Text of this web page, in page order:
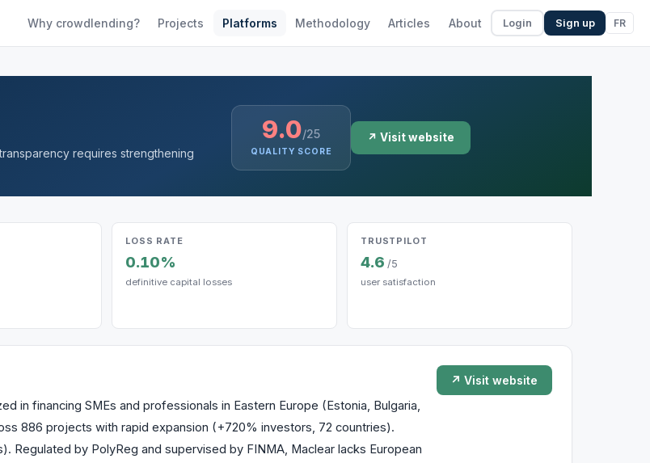
Why crowdlending? Projects Platforms Methodology Articles About Login Sign up FR
requires strengthening
9.0/25
QUALITY SCORE
↗ Visit website
LOSS RATE
0.10%
definitive capital losses
TRUSTPILOT
4.6 /5
user satisfaction
in financing SMEs and professionals in Eastern Europe (Estonia, Bulgaria,
886 projects with rapid expansion (+720% investors, 72 countries).
by PolyReg and supervised by FINMA, Maclear lacks European
↗ Visit website